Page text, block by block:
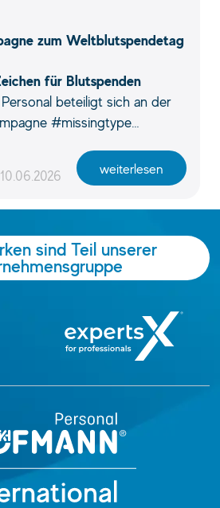
zum Weltblutspendetag
für Blutspenden
beteiligt sich an der
#missingtype…
10.06.2026 weiterlesen
sind Teil unserer